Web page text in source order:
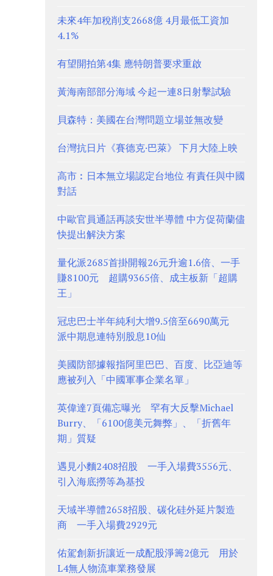
未來4年加稅削支2668億 4月最低工資加
4.1%
有望開拍第4集 應特朗普要求重啟
黃海南部部分海域 今起一連8日射擊試驗
貝森特：美國在台灣問題立場並無改變
台灣抗日片《賽德克·巴萊》 下月大陸上映
高市︰日本無立場認定台地位 有責任與中國
對話
中歐官員通話再談安世半導體 中方促荷蘭儘
快提出解決方案
量化派2685首掛開報26元升逾1.6倍、一手
賺8100元 超購9365倍、成主板新「超購
王」
冠忠巴士半年純利大增9.5倍至6690萬元
派中期息連特別股息10仙
美國防部據報指阿里巴巴、百度、比亞迪等
應被列入「中國軍事企業名單」
英偉達7頁備忘曝光 罕有大反擊Michael
Burry、「6100億美元舞弊」、「折舊年
期」質疑
遇見小麵2408招股 一手入場費3556元、
引入海底撈等為基投
天域半導體2658招股、碳化硅外延片製造
商 一手入場費2929元
佑駕創新折讓近一成配股淨籌2億元 用於
L4無人物流車業務發展